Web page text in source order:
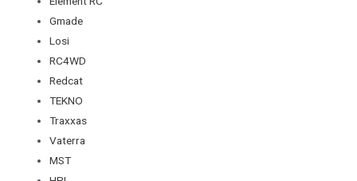
Gmade
Losi
RC4WD
Redcat
TEKNO
Traxxas
Vaterra
MST